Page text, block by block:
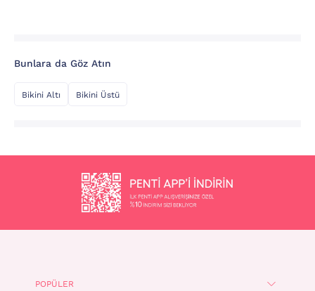
Bunlara da Göz Atın
Bikini Altı Bikini Üstü
POPÜLER